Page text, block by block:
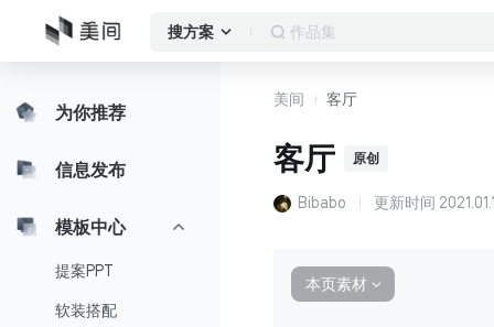
搜方案 客厅
为你推荐
信息发布
模板中心
提案PPT
软装搭配
美间 客厅
客厅 原创
Bibabo 更新时间
本页素材 ∨